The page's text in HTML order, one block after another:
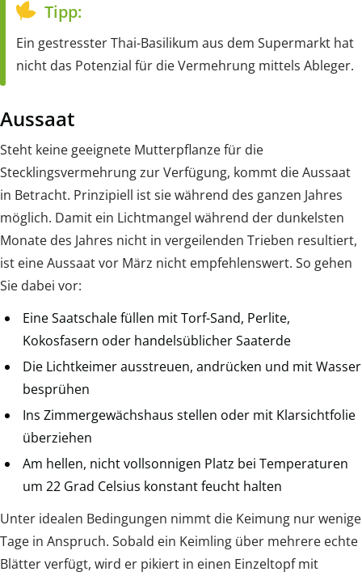
Tipp:
Ein gestresster Thai-Basilikum aus dem Supermarkt hat
nicht das Potenzial für die Vermehrung mittels Ableger.
Aussaat
Steht keine geeignete Mutterpflanze für die
Stecklingsvermehrung zur Verfügung, kommt die Aussaat
in Betracht. Prinzipiell ist sie während des ganzen Jahres
möglich. Damit ein Lichtmangel während der dunkelsten
Monate des Jahres nicht in vergeilenden Trieben resultiert,
ist eine Aussaat vor März nicht empfehlenswert. So gehen
Sie dabei vor:
Eine Saatschale füllen mit Torf-Sand, Perlite,
Kokosfasern oder handelsüblicher Saaterde
Die Lichtkeimer ausstreuen, andrücken und mit Wasser
besprühen
Ins Zimmergewächshaus stellen oder mit Klarsichtfolie
überziehen
Am hellen, nicht vollsonnigen Platz bei Temperaturen
um 22 Grad Celsius konstant feucht halten
Unter idealen Bedingungen nimmt die Keimung nur wenige
Tage in Anspruch. Sobald ein Keimling über mehrere echte
Blätter verfügt, wird er pikiert in einen Einzeltopf mit